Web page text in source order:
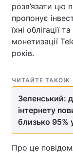
розв’язати цю
пропонує
їхні облігації
монетизації
років.
ЧИТАЙТЕ ТАКОЖ
Зеленський:
інтернету
близько 95%
Про це